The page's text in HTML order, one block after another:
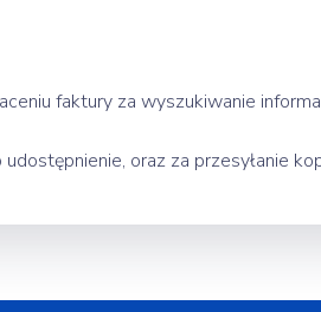
faktury za wyszukiwanie
oraz za przesyłanie